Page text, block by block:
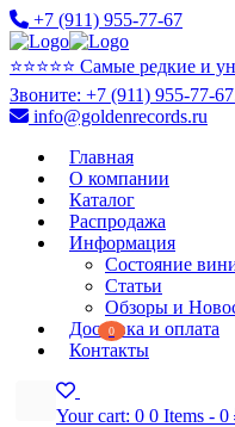
+7 (911) 955-77-67
⭐️⭐️⭐️⭐️⭐️ Самые редкие и
Звоните: +7 (911) 955-77-
info@goldenrecords.ru
Главная
О компании
Каталог
Распродажа
Информация
Состояние
Статьи
Обзоры и
Доставка и оплата
Контакты
0
Your cart: 0 0 Items - 0